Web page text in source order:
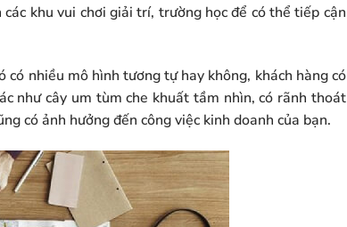
khu vui chơi giải trí, trường học để có thể tiếp cận
nhiều mô hình tương tự hay không, khách hàng có
như cây um tùm che khuất tầm nhìn, có rãnh thoát
có ảnh hưởng đến công việc kinh doanh của bạn.